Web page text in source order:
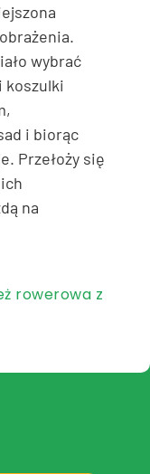
wybrać
koszulki
i biorąc
Przełoży się
na
rowerowa z